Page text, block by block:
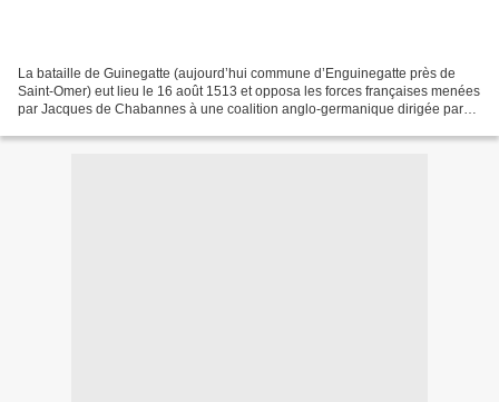
La bataille de Guinegatte (aujourd’hui commune d’Enguinegatte près de
Saint-Omer) eut lieu le 16 août 1513 et opposa les forces françaises menées
par Jacques de Chabannes à une coalition anglo-germanique dirigée par